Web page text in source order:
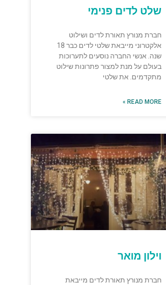
שלט לדים פנימי
חברת מנורץ תאורת לדים ושילוט
אלקטרוני מייבאת שלטי לדים כבר 18
שנה. אנשי החברה נוסעים לתערוכות
בעולם על מנת למצור פתרונות שילוט
מתקדמים. את שלטי
READ MORE »
וילון מואר
חברת מנורץ תאורת לדים מייבאת